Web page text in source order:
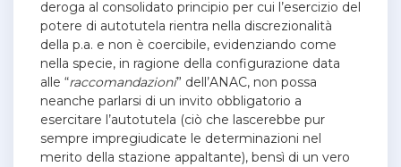
deroga al consolidato principio per cui l’esercizio del
potere di autotutela rientra nella discrezionalità
della p.a. e non è coercibile, evidenziando come
nella specie, in ragione della configurazione data
alle “raccomandazioni” dell’ANAC, non possa
neanche parlarsi di un invito obbligatorio a
esercitare l’autotutela (ciò che lascerebbe pur
sempre impregiudicate le determinazioni nel
merito della stazione appaltante), bensì di un vero